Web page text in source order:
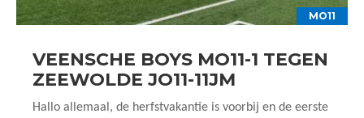
MO11
VEENSCHE BOYS MO11-1 TEGEN
ZEEWOLDE JO11-11JM
Hallo allemaal, de herfstvakantie is voorbij en de eerste